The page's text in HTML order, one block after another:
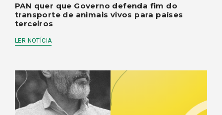
PAN quer que Governo defenda fim do
transporte de animais vivos para países
terceiros
LER NOTÍCIA